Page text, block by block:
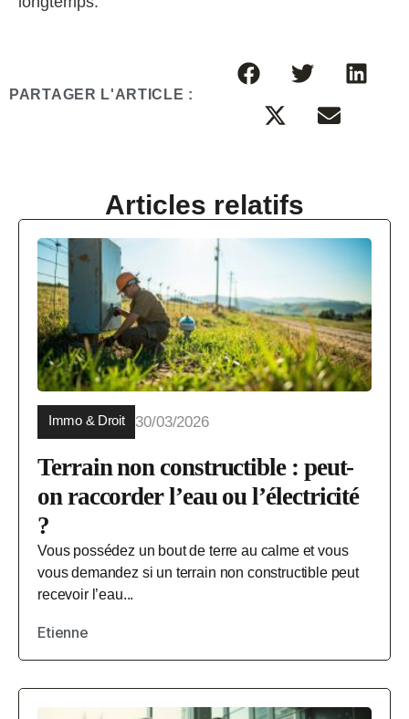
PARTAGER L'ARTICLE :
Articles relatifs
Immo & Droit 30/03/2026
Terrain non constructible : peut-
on raccorder l’eau ou l’électricité
?
Vous possédez un bout de terre au calme et vous
vous demandez si un terrain non constructible peut
recevoir l’eau...
Etienne